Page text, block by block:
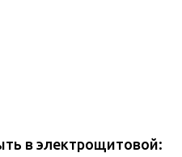
в электрощитовой: